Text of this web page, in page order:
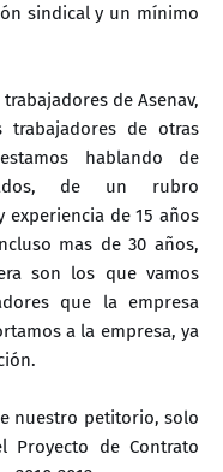
sindical y un mínimo
de Asenav,
trabajadores de otras
hablando de
de un rubro
experiencia de 15 años
mas de 30 años,
son los que vamos
que la empresa
a la empresa, ya
nuestro petitorio, solo
Proyecto de Contrato